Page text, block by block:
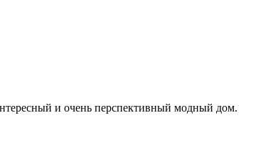
и очень перспективный модный дом.